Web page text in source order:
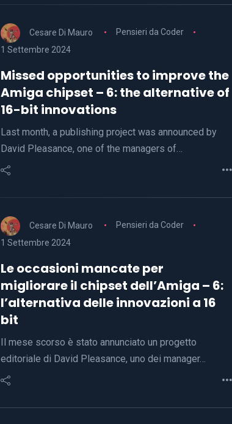
Cesare Di Mauro
Pensieri da Coder
1 Settembre 2024
Missed opportunities to improve the
Amiga chipset – 6: the alternative of
16-bit innovations
Last month, a publishing project was announced by
David Pleasance, one of the managers of…
Cesare Di Mauro
Pensieri da Coder
1 Settembre 2024
Le occasioni mancate per
migliorare il chipset dell’Amiga – 6:
l’alternativa delle innovazioni a 16
bit
Il mese scorso è stato annunciato un progetto
editoriale di David Pleasance, uno dei manager…